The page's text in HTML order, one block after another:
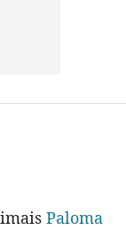
Paloma